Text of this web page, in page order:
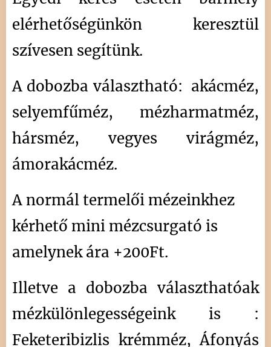
elérhetőségünkön keresztül
szívesen segítünk.
A dobozba választható: akácméz,
selyemfűméz, mézharmatméz,
hársméz, vegyes virágméz,
ámorakácméz.
A normál termelői mézeinkhez
kérhető mini mézcsurgató is
amelynek ára +200Ft.
Illetve a dobozba választhatóak
mézkülönlegességeink is :
Feketeribizlis krémméz, Áfonyás